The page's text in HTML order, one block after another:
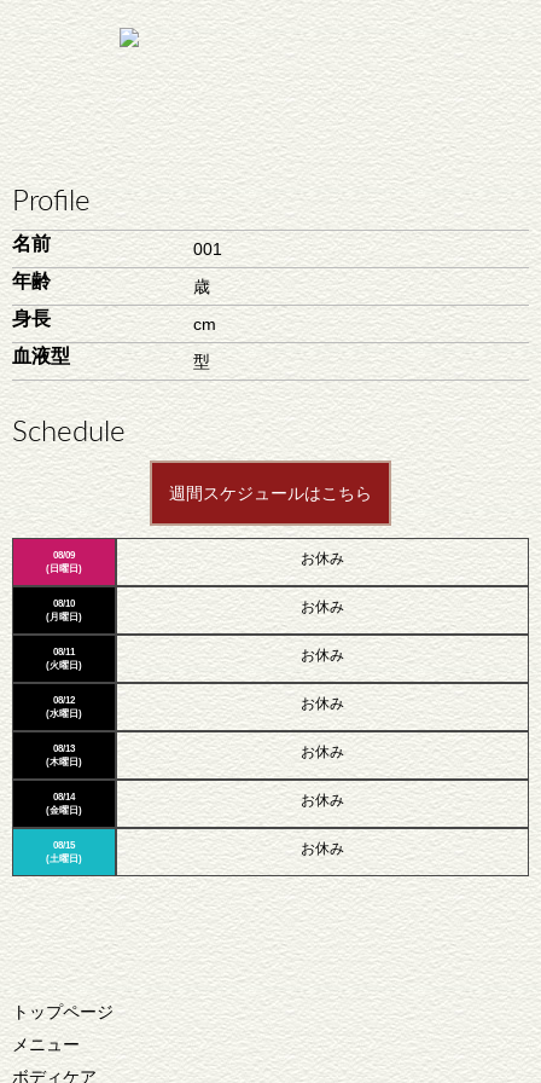
Profile
名前 001
年齢 歳
身長 cm
血液型 型
Schedule
週間スケジュールはこちら
08/09
(日曜日)
08/10
(月曜日)
08/11
(火曜日)
08/12
(水曜日)
08/13
(木曜日)
08/14
(金曜日)
08/15
(土曜日)
お休み
お休み
お休み
お休み
お休み
お休み
お休み
トップページ
メニュー
ボディケア